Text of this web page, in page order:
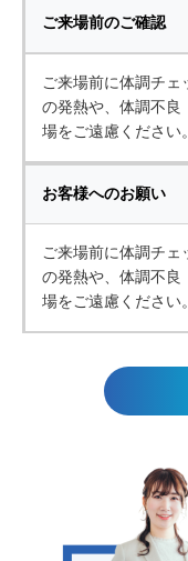
ご来場前のご確認
ご来場前に体調チェ
の発熱や、体調不良
場をご遠慮ください。
お客様へのお願い
ご来場前に体調チェ
の発熱や、体調不良
場をご遠慮ください。